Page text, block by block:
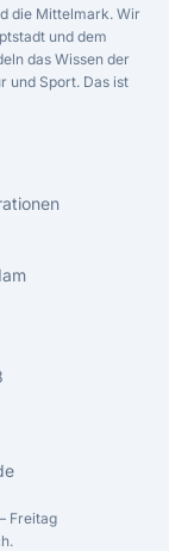
die Mittelmark. Wir
und dem
das Wissen der
und Sport. Das ist
Freitag